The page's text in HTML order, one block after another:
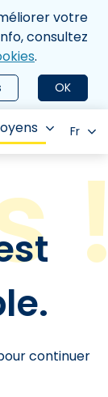
votre
consultez
.
OK
Fr
continuer